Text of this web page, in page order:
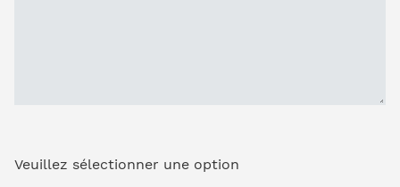
Veuillez sélectionner une option